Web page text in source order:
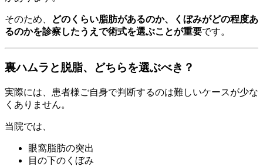
そのため、
どのくらい脂肪があるのか、くぼみがどの程度あ
るのかを診察したうえで術式を選ぶことが重要です。
裏ハムラと脱脂、どちらを選ぶべき？
実際には、患者様ご自身で判断するのは難しいケースが少な
くありません。
当院では、
眼窩脂肪の突出
目の下のくぼみ